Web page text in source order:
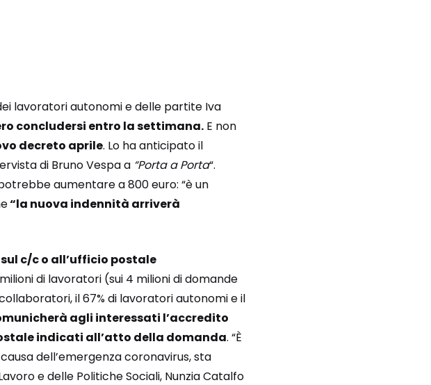
lavoratori autonomi e delle partite Iva
concludersi entro la settimana.E non
decreto aprile. Lo ha anticipato il
di Bruno Vespa a “Porta a Porta“.
aumentare a 800 euro: “è un
“la nuova indennità arriverà
c/c o all’ufficio postale
di lavoratori (sui 4 milioni di domande
il 67% di lavoratori autonomi e il
agli interessati l’accredito
indicati all’atto della domanda. “È
dell’emergenza coronavirus, sta
e delle Politiche Sociali, Nunzia Catalfo